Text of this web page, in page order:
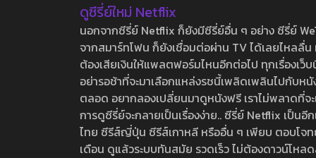
ดูซีรี่ย์ใหม่ Netflix
นอกจากซีรี่ย์ Netflix ก็ยังมีซีรี่ย์อื่น ๆ อย่าง ซีรี่ย์
จากสมาร์ทโฟน ก็ยังเชื่อมต่อผ่าน TV ได้เลยไหลลื่
ต้องเสียเงินให้แพลตฟอร์มไหนอีกต่อไป ทุกเรื่องเว็
อย่ารอช้าที่จะมาเลือกแหล่งรชนี้เพลิดเพลินไปกับห
ตลอด อยากลองเปลี่ยนมาดูหนังฟรี เราไม่พลาดที่
การดูซีรี่ย์จะกลายเป็นเรื่องง่าย.. ซีรี่ย์ Netflix เป็น
ไทย ซีรีส์ญี่ปุ่น ซีรีส์เกาหลี หรืออื่น ๆ เพียบ ตอบโจท
เดือน ดูแล้วระบบทันสมัย รวดเร็ว ไม่ต้องดาวน์โห